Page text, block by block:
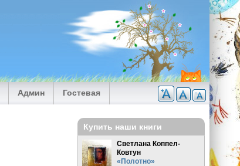
Админ Гостевая
Купить наши книги
Светлана Коппел-
Ковтун
«Полотно»